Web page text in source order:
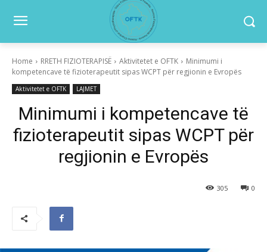
Home RRETH FIZIOTERAPISË Aktivitetet e OFTK
Minimumi i
kompetencave të fizioterapeutit sipas WCPT për regjionin e Evropës
Aktivitetet e OFTK LAJMET
Minimumi i kompetencave të
fizioterapeutit sipas WCPT për
regjionin e Evropës
0
305